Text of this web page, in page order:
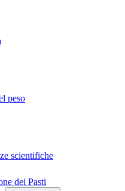
peso
scientifiche
dei Pasti